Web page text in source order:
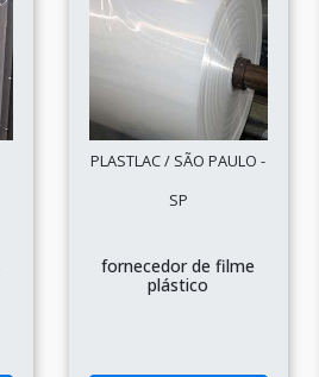
PLASTLAC / SÃO PAULO -
SP
fornecedor de filme
plástico